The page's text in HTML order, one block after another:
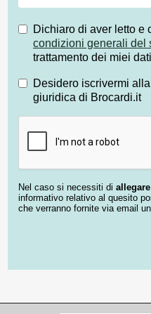
Dichiaro di aver letto e
condizioni generali del
trattamento dei miei
Desidero iscrivermi
giuridica di Brocardi.it
Nel caso si necessiti di
informativo relativo al quesito
che verranno fornite via email